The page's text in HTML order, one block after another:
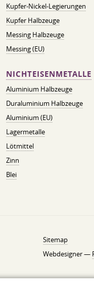
Kupfer-Nickel-Legierungen
Kupfer Halbzeuge
Messing Halbzeuge
Messing (EU)
NICHTEISENMETALLE
Aluminium Halbzeuge
Duraluminium Halbzeuge
Aluminium (EU)
Lagermetalle
Lötmittel
Zinn
Blei
Sitemap
Webdesigner —